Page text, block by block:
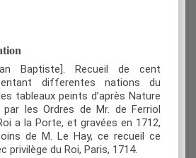
Baptiste]. Recueil de cent
differentes nations du
tableaux peints d’après Nature
les Ordres de Mr. de Ferriol
a la Porte, et gravées en 1712,
de M. Le Hay, ce recueil ce
privilège du Roi, Paris, 1714.